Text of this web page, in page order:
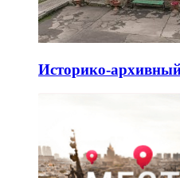
Историко-